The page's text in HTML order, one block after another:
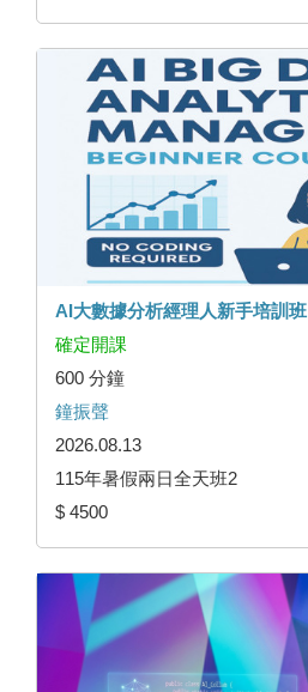
AI大數據分析經理人新手培訓班
確定開課
600 分鐘
鐘振聲
2026.08.13
115年暑假兩日全天班2
$ 4500